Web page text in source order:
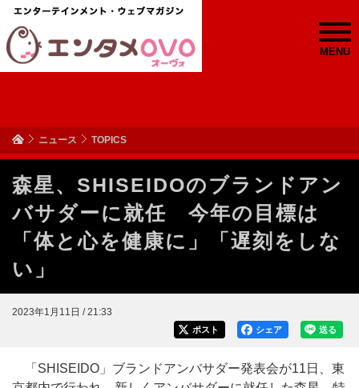
MENU
ニュース TOPICS
森星、SHISEIDOのブランドアン
バサダーに就任 今年の目標は
「体と心を健康に」「遅刻をしな
い」
2023年1月11日 / 21:33
送る
シェア
ポスト
「SHISEIDO」ブランドアンバサダー発表会が11日、東